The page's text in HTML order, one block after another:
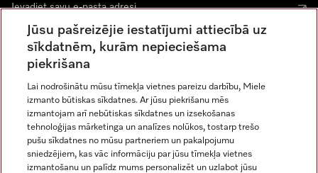
Miele vietnē Instagram
Miele vietnē Facebook
Miele vietnē Youtube
Jūsu pašreizējie iestatījumi attiecībā uz
sīkdatnēm, kurām nepieciešama
piekrišana
Lai nodrošinātu mūsu tīmekļa vietnes pareizu darbību, Miele
izmanto būtiskas sīkdatnes. Ar jūsu piekrišanu mēs
izmantojam arī nebūtiskas sīkdatnes un izsekošanas
tehnoloģijas mārketinga un analīzes nolūkos, tostarp trešo
pušu sīkdatnes no mūsu partneriem un pakalpojumu
sniedzējiem, kas vāc informāciju par jūsu tīmekļa vietnes
izmantošanu un palīdz mums personalizēt un uzlabot jūsu